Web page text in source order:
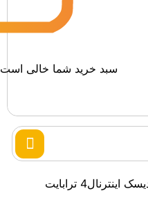
سبد خرید شما خالی
/ هارد دیسک اینترنال4 ترابایت